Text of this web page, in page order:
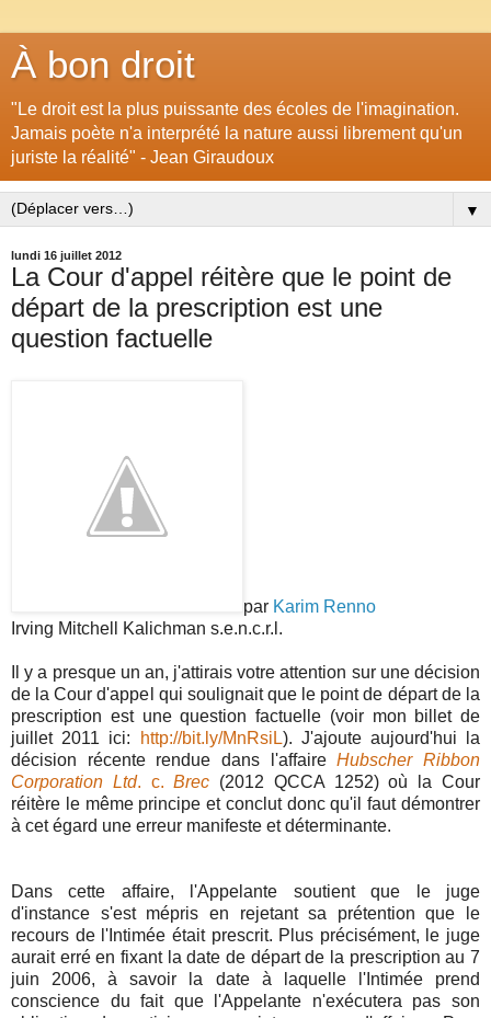
À bon droit
"Le droit est la plus puissante des écoles de l'imagination.
Jamais poète n'a interprété la nature aussi librement qu'un
juriste la réalité" - Jean Giraudoux
▼
lundi 16 juillet 2012
La Cour d'appel réitère que le point de
départ de la prescription est une
question factuelle
par Karim Renno
Irving Mitchell Kalichman s.e.n.c.r.l.
Il y a presque un an, j'attirais votre attention sur une décision
de la Cour d'appel qui soulignait que le point de départ de la
prescription est une question factuelle (voir mon billet de
juillet 2011 ici:
http://bit.ly/MnRsiL). J'ajoute aujourd'hui la
décision récente rendue dans l'affaireHubscher Ribbon
Corporation Ltd. c.Brec (2012 QCCA 1252) où la Cour
réitère le même principe et conclut donc qu'il faut démontrer
à cet égard une erreur manifeste et déterminante.
Dans cette affaire, l'Appelante soutient que le juge
d'instance s'est mépris en rejetant sa prétention que le
recours de l'Intimée était prescrit. Plus précisément, le juge
aurait erré en fixant la date de départ de la prescription au 7
juin 2006, à savoir la date à laquelle l'Intimée prend
conscience du fait que l'Appelante n'exécutera pas son